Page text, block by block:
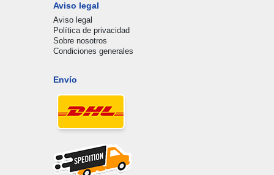
Aviso legal
Aviso legal
Política de privacidad
Sobre nosotros
Condiciones generales
Envío